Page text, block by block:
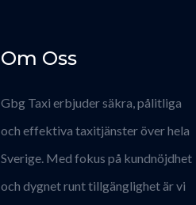
Om Oss
Gbg Taxi erbjuder säkra, pålitliga
och effektiva taxitjänster över hela
Sverige. Med fokus på kundnöjdhet
och dygnet runt tillgänglighet är vi